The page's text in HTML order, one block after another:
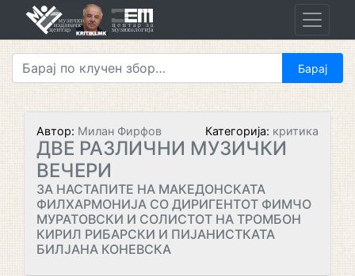
Автор: Милан Фирфов Категорија: критика
ДВЕ РАЗЛИЧНИ МУЗИЧКИ
ВЕЧЕРИ
ЗА НАСТАПИТЕ НА МАКЕДОНСКАТА
ФИЛХАРМОНИЈА СО ДИРИГЕНТОТ ФИМЧО
МУРАТОВСКИ И СОЛИСТОТ НА ТРОМБОН
КИРИЛ РИБАРСКИ И ПИЈАНИСТКАТА
БИЛЈАНА КОНЕВСКА